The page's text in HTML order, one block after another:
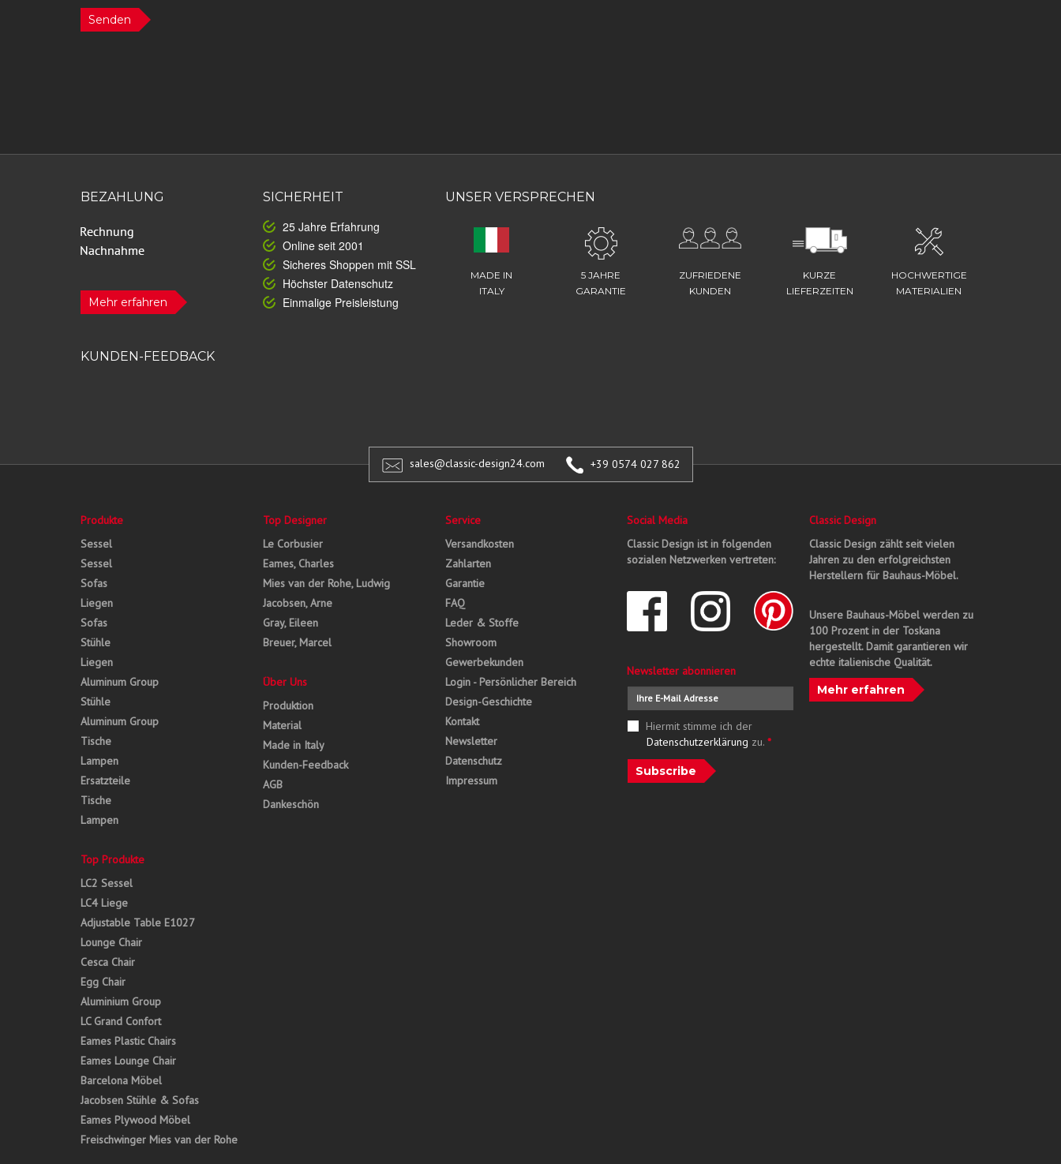
Senden
BEZAHLUNG
Mehr erfahren
SICHERHEIT
25 Jahre Erfahrung
Online seit 2001
Sicheres Shoppen mit SSL
Höchster Datenschutz
Einmalige Preisleistung
UNSER VERSPRECHEN
MADE IN
ITALY
5 JAHRE
GARANTIE
ZUFRIEDENE
KUNDEN
KURZE
LIEFERZEITEN
HOCHWERTIGE
MATERIALIEN
KUNDEN-FEEDBACK
sales@classic-design24.com +39 0574 027 862
Produkte
Sessel
Sessel
Sofas
Liegen
Sofas
Stühle
Liegen
Aluminum Group
Stühle
Aluminum Group
Tische
Lampen
Ersatzteile
Tische
Lampen
Top Produkte
LC2 Sessel
LC4 Liege
Adjustable Table E1027
Lounge Chair
Cesca Chair
Egg Chair
Aluminium Group
LC Grand Confort
Eames Plastic Chairs
Eames Lounge Chair
Barcelona Möbel
Jacobsen Stühle & Sofas
Eames Plywood Möbel
Freischwinger Mies van der Rohe
Top Designer
Le Corbusier
Eames, Charles
Mies van der Rohe, Ludwig
Jacobsen, Arne
Gray, Eileen
Breuer, Marcel
Über Uns
Produktion
Material
Made in Italy
Kunden-Feedback
AGB
Dankeschön
Service
Versandkosten
Zahlarten
Garantie
FAQ
Leder & Stoffe
Showroom
Gewerbekunden
Login - Persönlicher Bereich
Design-Geschichte
Kontakt
Newsletter
Datenschutz
Impressum
Social Media
Classic Design ist in folgenden
sozialen Netzwerken vertreten:
Newsletter abonnieren
Hiermit stimme ich der
Datenschutzerklärung zu. *
Subscribe
Classic Design
Classic Design zählt seit vielen
Jahren zu den erfolgreichsten
Herstellern für Bauhaus-Möbel.
Unsere Bauhaus-Möbel werden zu
100 Prozent in der Toskana
hergestellt. Damit garantieren wir
echte italienische Qualität.
Mehr erfahren